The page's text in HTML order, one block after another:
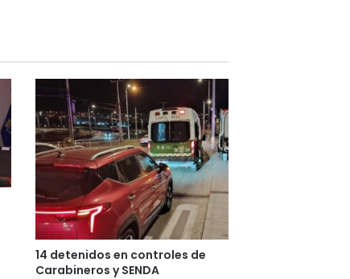
14 detenidos en controles de
Carabineros y SENDA